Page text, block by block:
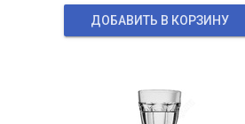
ДОБАВИТЬ В КОРЗИНУ